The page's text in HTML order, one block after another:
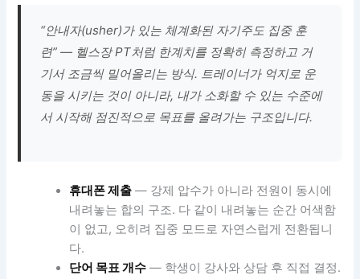
“안내자(usher)가 있는 체계화된 자기주도 집중 훈
련” — 헬스장 PT처럼 한계치를 정확히 측정하고 거
기서 조금씩 밀어올리는 방식. 트레이너가 억지로 운
동을 시키는 것이 아니라, 내가 소화할 수 있는 수준에
서 시작해 점진적으로 목표를 올려가는 구조입니다.
휴대폰 제출 — 강제 압수가 아니라 전원이 동시에
내려놓는 합의 구조. 다 같이 내려놓는 순간 어색함
이 없고, 오히려 집중 모드로 자연스럽게 전환됩니
다.
단어 목표 개수 — 학생이 강사와 상담 후 직접 결정.